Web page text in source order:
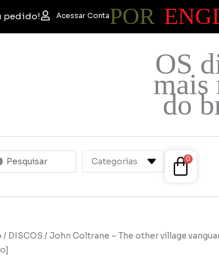
pedido! Acessar ContaPOR
OS
mais
do
0
Cart
/ DISCOS / John Coltrane – The other village